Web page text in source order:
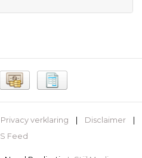
Privacy verklaring Disclaimer
Feed